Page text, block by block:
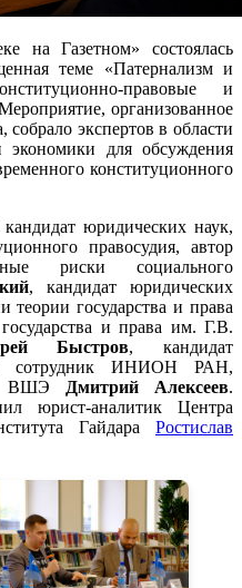
на Газетном» состоялась
теме «Патернализм и
правовые и
организованное
экспертов в области
экономики для обсуждения
конституционного
юридических наук,
правосудия, автор
риски социального
, кандидат юридических
теории государства и права
и права им. Г.В.
Быстров, кандидат
сотрудник ИНИОН РАН,
ВШЭ
Дмитрий Алексеев.
юрист-аналитик Центра
Гайдара Ростислав